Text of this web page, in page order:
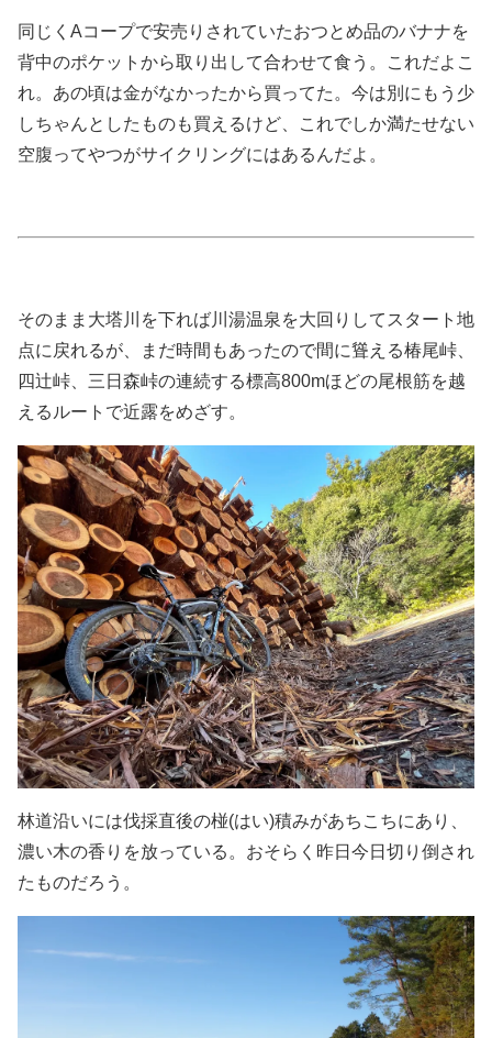
同じくAコープで安売りされていたおつとめ品のバナナを
背中のポケットから取り出して合わせて食う。これだよこ
れ。あの頃は金がなかったから買ってた。今は別にもう少
しちゃんとしたものも買えるけど、これでしか満たせない
空腹ってやつがサイクリングにはあるんだよ。
そのまま大塔川を下れば川湯温泉を大回りしてスタート地
点に戻れるが、まだ時間もあったので間に聳える椿尾峠、
四辻峠、三日森峠の連続する標高800mほどの尾根筋を越
えるルートで近露をめざす。
林道沿いには伐採直後の椪(はい)積みがあちこちにあり、
濃い木の香りを放っている。おそらく昨日今日切り倒され
たものだろう。